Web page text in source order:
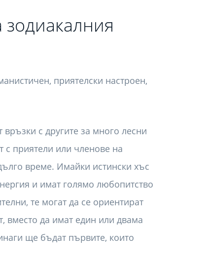
приятелски настроен,
с другите за много лесни
с приятели или членове на
време. Имайки истински хъс
и имат голямо любопитство
те могат да се ориентират
вместо да имат един или двама
ще бъдат първите, които